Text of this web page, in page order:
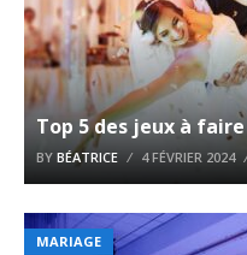
Top 5 des jeux à
BY BÉATRICE 4 FÉVRIER 2024
MARIAGE